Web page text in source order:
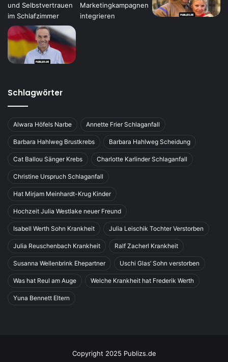
Schlagwörter
Alwara Höfels Narbe Annette Frier Schlaganfall
Barbara Hahlweg Brustkrebs Barbara Hahlweg Scheidung
Cat Ballou Sänger Krebs Charlotte Karlinder Schlaganfall
Christine Urspruch Schlaganfall
Hat Mirjam Meinhardt-Krug Kinder
Hochzeit Julia Westlake neuer Freund
Isabell Werth Sohn Krankheit Julia Leischik Tochter Verstorben
Julia Reuschenbach Krankheit Ralf Zacherl Krankheit
Susanna Wellenbrink Ehepartner Uschi Glas’ Sohn verstorben
Was hat Reul am Auge Welche Krankheit hat Frederik Werth
Yuna Bennett Eltern
Copyright 2025 Publizs.de